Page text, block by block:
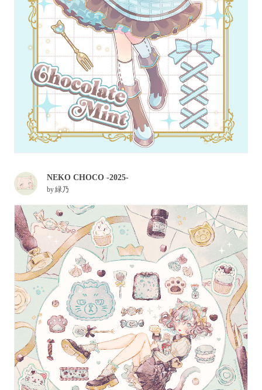
NEKO CHOCO -2025-
by緑乃